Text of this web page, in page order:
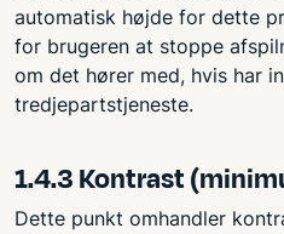
automatisk højde for dette
for brugeren at stoppe
om det hører med, hvis har
tredjepartstjeneste.
1.4.3 Kontrast
Dette punkt omhandler